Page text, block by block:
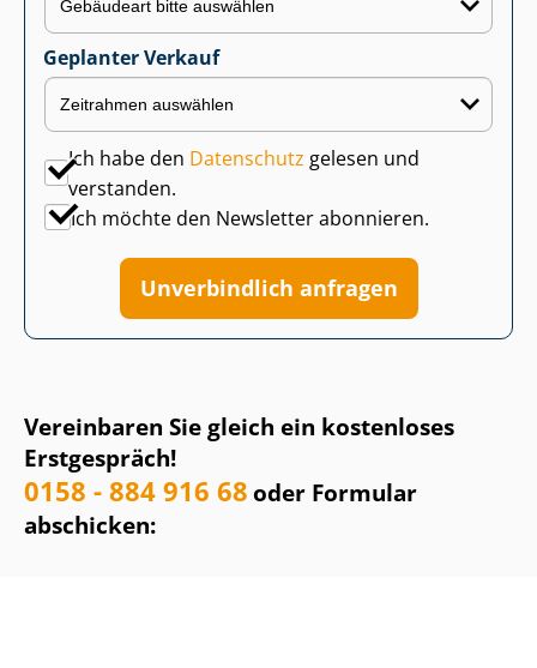
Vereinbaren Sie gleich ein kostenloses
Erstgespräch!
0158 - 884 916 68oder Formular
abschicken:
Geplanter Verkauf
Ich habe den Datenschutz gelesen und
verstanden.
Ich möchte den Newsletter abonnieren.
Unverbindlich anfragen